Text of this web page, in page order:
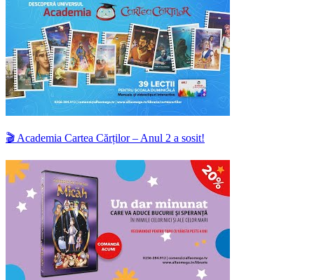
🎬 Academia Cartea Cărților – Anul 2 a sosit!